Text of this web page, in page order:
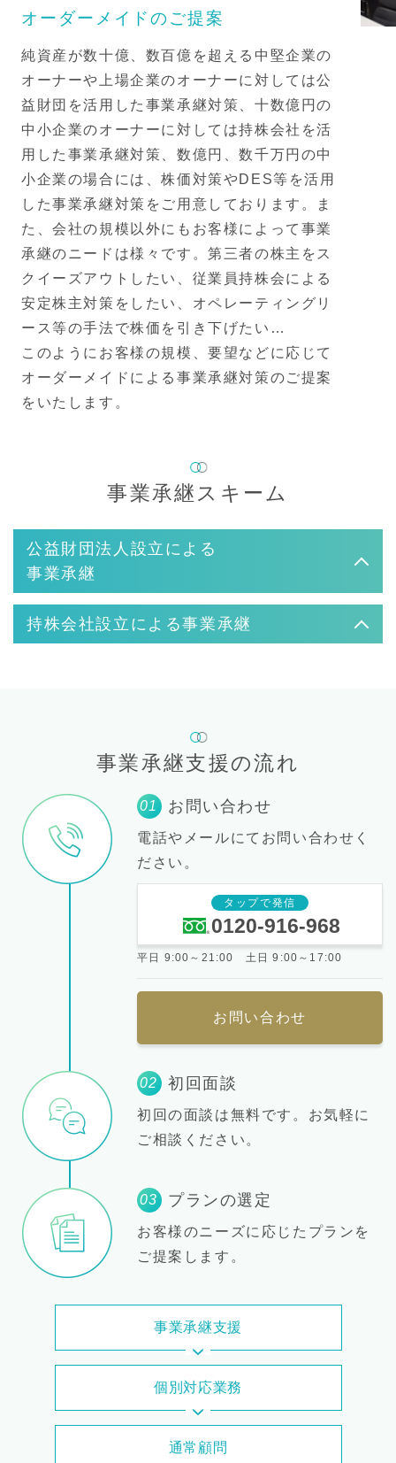
オーダーメイドのご提案
純資産が数十億、数百億を超える中堅企業の
オーナーや上場企業のオーナーに対しては公
益財団を活用した事業承継対策、十数億円の
中小企業のオーナーに対しては持株会社を活
用した事業承継対策、数億円、数千万円の中
小企業の場合には、株価対策やDES等を活用
した事業承継対策をご用意しております。ま
た、会社の規模以外にもお客様によって事業
承継のニードは様々です。第三者の株主をス
クイーズアウトしたい、従業員持株会による
安定株主対策をしたい、オペレーティングリ
ース等の手法で株価を引き下げたい…
このようにお客様の規模、要望などに応じて
オーダーメイドによる事業承継対策のご提案
をいたします。
事業承継スキーム
公益財団法人設立による
事業承継
持株会社設立による事業承継
事業承継支援の流れ
01 お問い合わせ
電話やメールにてお問い合わせく
ださい。
タップで発信
0120-916-968
平日 9:00～21:00 土日 9:00～17:00
お問い合わせ
02 初回面談
初回の面談は無料です。お気軽に
ご相談ください。
03 プランの選定
お客様のニーズに応じたプランを
ご提案します。
事業承継支援
個別対応業務
通常顧問